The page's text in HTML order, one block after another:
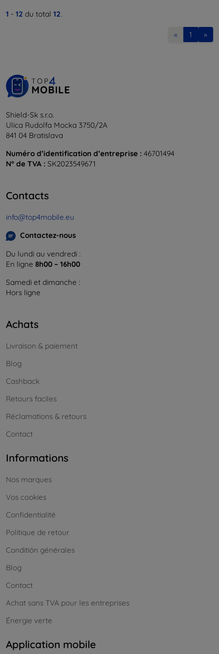
1 - 12 du total 12.
« 1 »
Shield-Sk s.r.o.
Ulica Rudolfa Mocka 3750/2A
841 04 Bratislava
Numéro d’identification d’entreprise : 46701494
N° de TVA : SK2023549671
Contacts
info@top4mobile.eu
Contactez-nous
Du lundi au vendredi :
En ligne 8h00 – 16h00
Samedi et dimanche :
Hors ligne
Achats
Livraison & paiement
Blog
Cashback
Retours faciles
Réclamations & retours
Contact
Informations
Nos marques
Vos cookies
Confidentialité
Politique de retour
Conditión générales
Blog
Contact
Achat sans TVA pour les entreprises
Énergie verte
Application mobile